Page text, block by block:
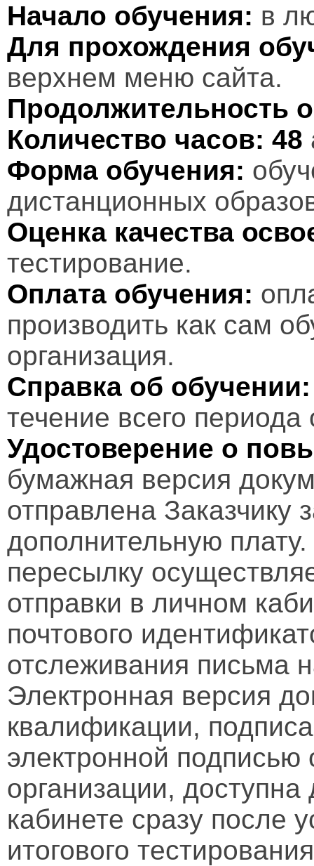
Начало обучения: в
Для прохождения
верхнем меню сайта.
Продолжительность
Количество часов: 48
Форма обучения:
дистанционных
Оценка качества
тестирование.
Оплата обучения:
производить как сам
организация.
Справка об обучении:
течение всего периода
Удостоверение о
бумажная версия
отправлена Заказчику
дополнительную
пересылку
отправки в личном
почтового
отслеживания письма
Электронная версия
квалификации,
электронной подписью
организации,
кабинете сразу после
итогового